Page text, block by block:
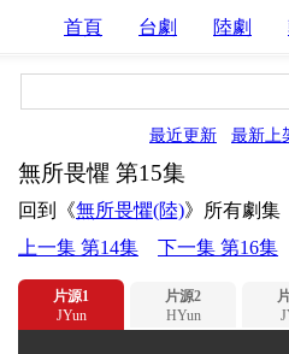
首頁 台劇 陸劇
最近更新 最新上
無所畏懼 第15集
回到《無所畏懼(陸)》所有劇集
上一集 第14集
下一集 第16集
片源1
JYun
片源2
HYun